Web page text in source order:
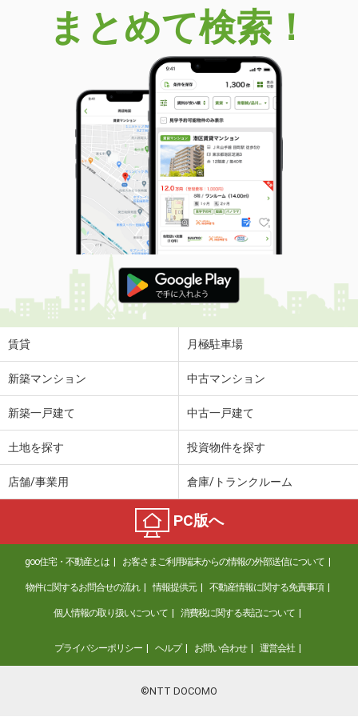
まとめて検索！
賃貸 月極駐車場
新築マンション 中古マンション
新築一戸建て 中古一戸建て
土地を探す 投資物件を探す
店舗/事業用 倉庫/トランクルーム
PC版へ
goo住宅・不動産とは お客さまご利用端末からの情報の外部送信について
物件に関するお問合せの流れ 情報提供元 不動産情報に関する免責事項
個人情報の取り扱いについて 消費税に関する表記について
プライバシーポリシー ヘルプ お問い合わせ 運営会社
©NTT DOCOMO